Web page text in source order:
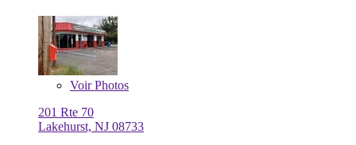
VoirPhotos
201 Rte 70
Lakehurst, NJ 08733